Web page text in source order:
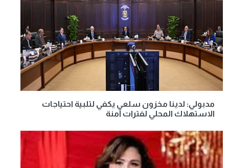
مدبولي: لدينا مخزون سلعي يكفي لتلبية احتياجات
الاستهلاك المحلي لفترات آمنة